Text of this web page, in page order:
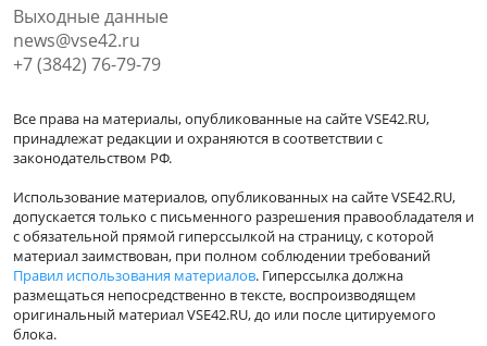
Выходные данные
news@vse42.ru
+7 (3842) 76-79-79
Все права на материалы, опубликованные на сайте VSE42.RU,
принадлежат редакции и охраняются в соответствии с
законодательством РФ.
Использование материалов, опубликованных на сайте VSE42.RU,
допускается только с письменного разрешения правообладателя и
с обязательной прямой гиперссылкой на страницу, с которой
материал заимствован, при полном соблюдении требований
Правил использования материалов. Гиперссылка должна
размещаться непосредственно в тексте, воспроизводящем
оригинальный материал VSE42.RU, до или после цитируемого
блока.